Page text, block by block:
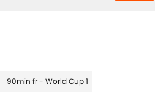
90min fr - World Cup 1